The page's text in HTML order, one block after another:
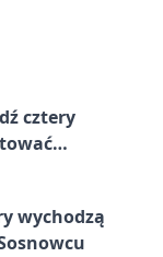
cztery
wychodzą